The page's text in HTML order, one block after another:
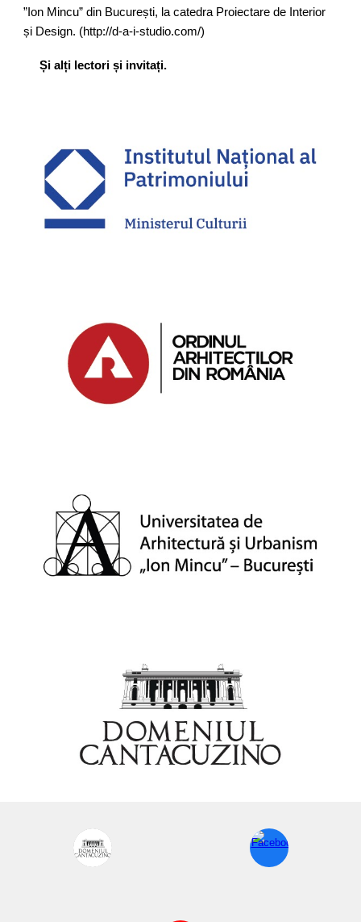
”Ion Mincu” din București, la catedra Proiectare de Interior
și Design. (http://d-a-i-studio.com/)
Și alți lectori și invitați.